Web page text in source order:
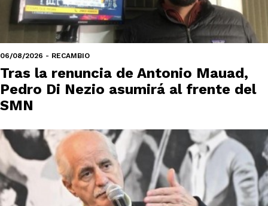
06/08/2026 - RECAMBIO
Tras la renuncia de Antonio Mauad,
Pedro Di Nezio asumirá al frente del
SMN